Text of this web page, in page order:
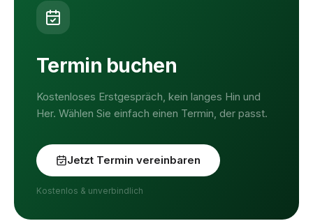
Termin buchen
Kostenloses Erstgespräch, kein langes Hin und
Her. Wählen Sie einfach einen Termin, der passt.
Jetzt Termin vereinbaren
Kostenlos & unverbindlich